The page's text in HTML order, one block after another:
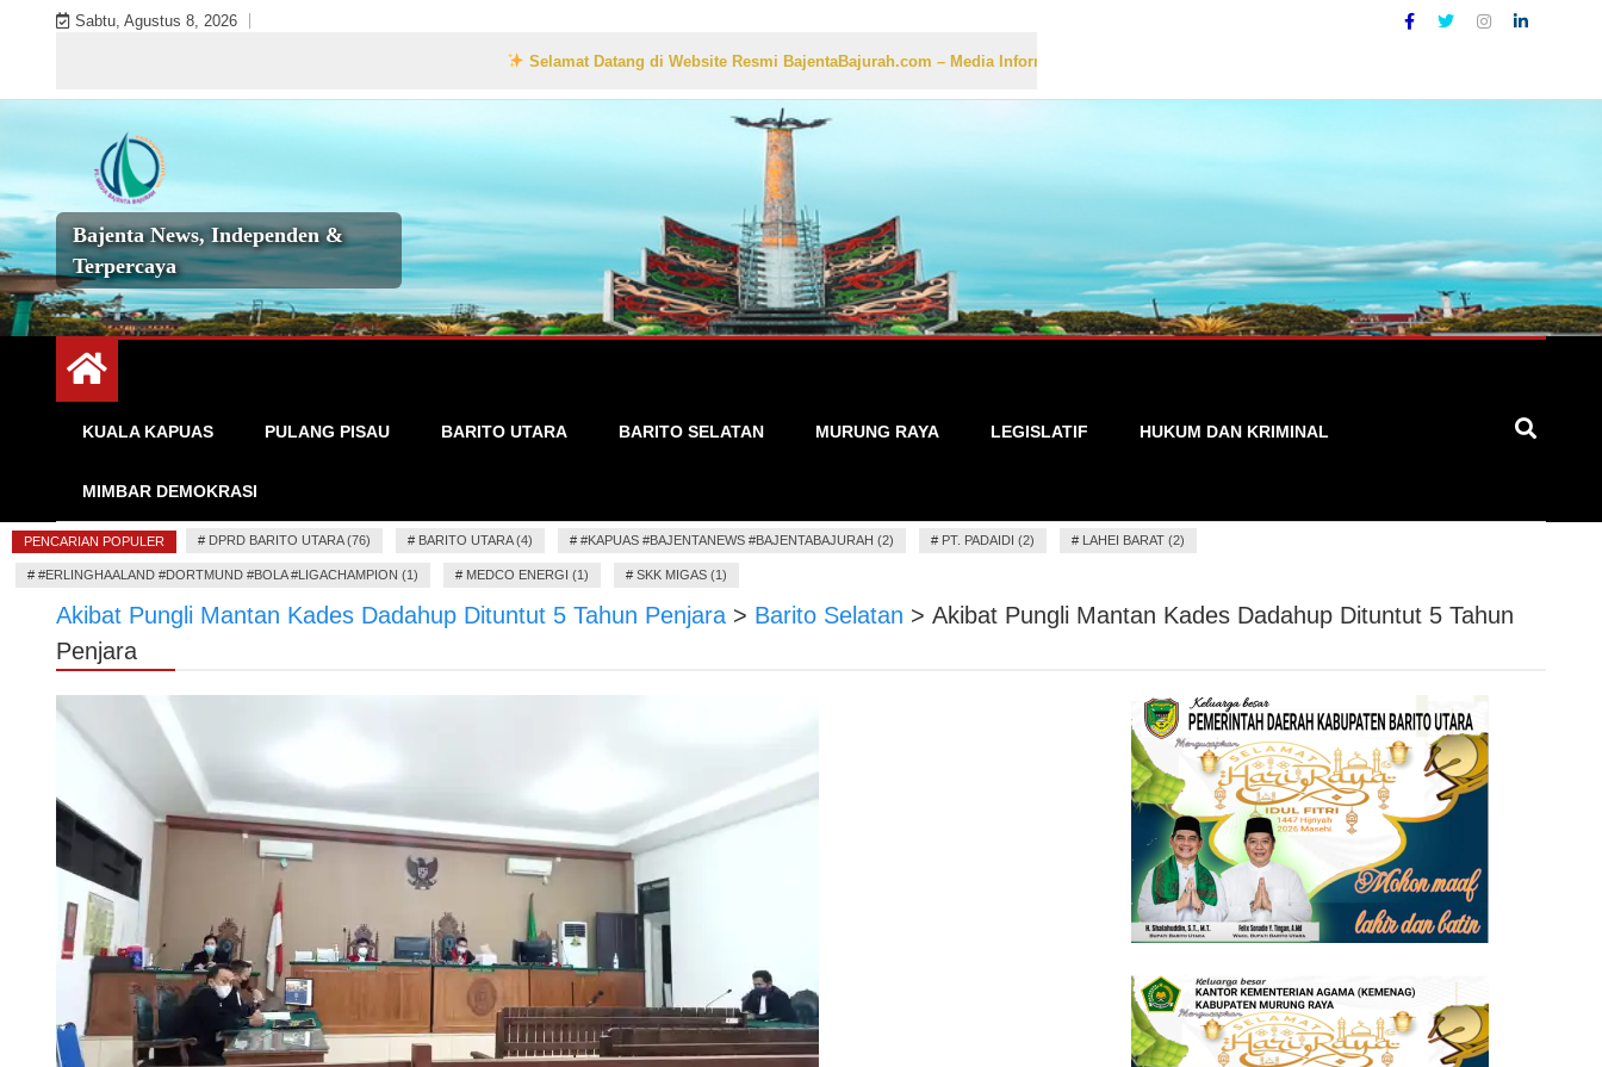
Sabtu, Agustus 8, 2026
Selamat Datang di Website Resmi BajentaBajurah.com – Media Informasi Lokal yang Akurat, Cepat, dan Terpercaya
Bajenta News, Independen &
Terpercaya
KUALA KAPUAS PULANG PISAU BARITO UTARA BARITO SELATAN MURUNG RAYA LEGISLATIF HUKUM DAN KRIMINAL
MIMBAR DEMOKRASI
PENCARIAN POPULER # DPRD BARITO UTARA (76) # BARITO UTARA (4) # #KAPUAS #BAJENTANEWS #BAJENTABAJURAH (2) # PT. PADAIDI (2) # LAHEI BARAT (2)
# #ERLINGHAALAND #DORTMUND #BOLA #LIGACHAMPION (1) # MEDCO ENERGI (1) # SKK MIGAS (1)
Akibat Pungli Mantan Kades Dadahup Dituntut 5 Tahun Penjara > Barito Selatan > Akibat Pungli Mantan Kades Dadahup Dituntut 5 Tahun
Penjara